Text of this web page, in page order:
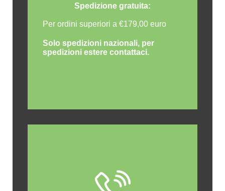
Spedizione gratuita:
Per ordini superiori a €179,00 euro
Solo spedizioni nazionali, per
spedizioni estere contattaci.